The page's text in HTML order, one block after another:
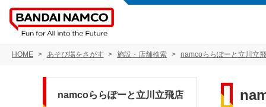
HOME あそび場をさがす 施設・店舗検索 namcoららぽーと立川立
namcoららぽーと立川立飛店